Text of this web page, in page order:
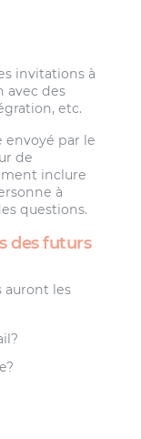
invitations à
avec des
etc.
envoyé par le
de
inclure
à
questions.
des futurs
auront les